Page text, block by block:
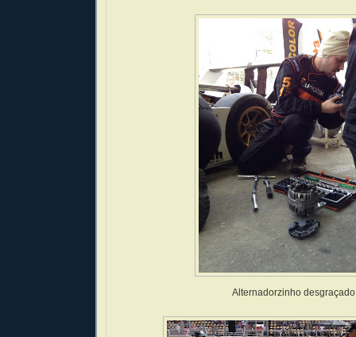
Alternadorzinho desgraçado